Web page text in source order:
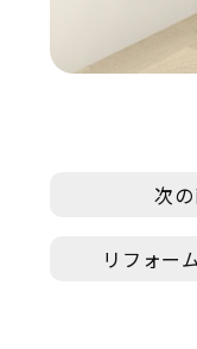
次
リフォー